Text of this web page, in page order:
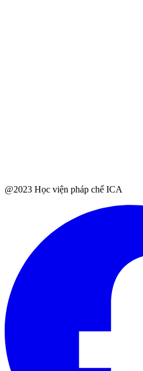
@2023 Học viện pháp chế ICA